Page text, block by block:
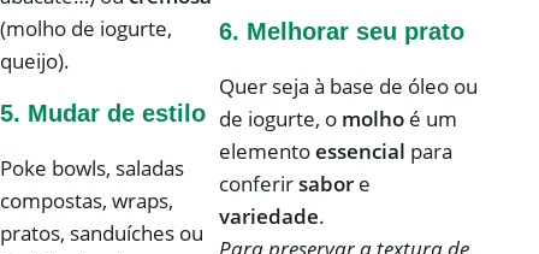
(molho de iogurte,
queijo).
5. Mudar de estilo
Poke bowls, saladas
compostas, wraps,
pratos, sanduíches ou
6. Melhorar seu prato
Quer seja à base de óleo ou
de iogurte, o molho é um
elementoessencial para
conferirsabor e
variedade.